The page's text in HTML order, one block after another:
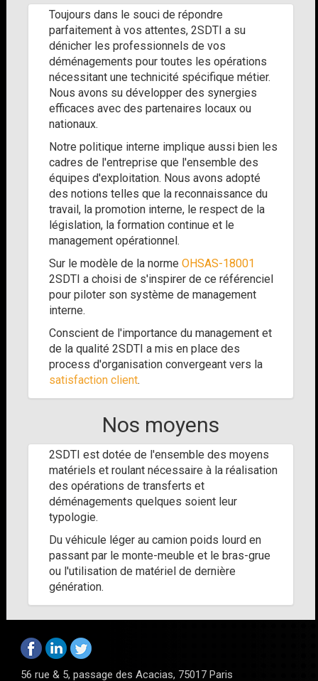
Toujours dans le souci de répondre
parfaitement à vos attentes, 2SDTI a su
dénicher les professionnels de vos
déménagements pour toutes les opérations
nécessitant une technicité spécifique métier.
Nous avons su développer des synergies
efficaces avec des partenaires locaux ou
nationaux.
Notre politique interne implique aussi bien les
cadres de l'entreprise que l'ensemble des
équipes d'exploitation. Nous avons adopté
des notions telles que la reconnaissance du
travail, la promotion interne, le respect de la
législation, la formation continue et le
management opérationnel.
Sur le modèle de la norme OHSAS-18001
2SDTI a choisi de s'inspirer de ce référenciel
pour piloter son système de management
interne.
Conscient de l'importance du management et
de la qualité 2SDTI a mis en place des
process d'organisation convergeant vers la
satisfaction client.
Nos moyens
2SDTI est dotée de l'ensemble des moyens
matériels et roulant nécessaire à la réalisation
des opérations de transferts et
déménagements quelques soient leur
typologie.
Du véhicule léger au camion poids lourd en
passant par le monte-meuble et le bras-grue
ou l'utilisation de matériel de dernière
génération.
56 rue & 5, passage des Acacias, 75017 Paris